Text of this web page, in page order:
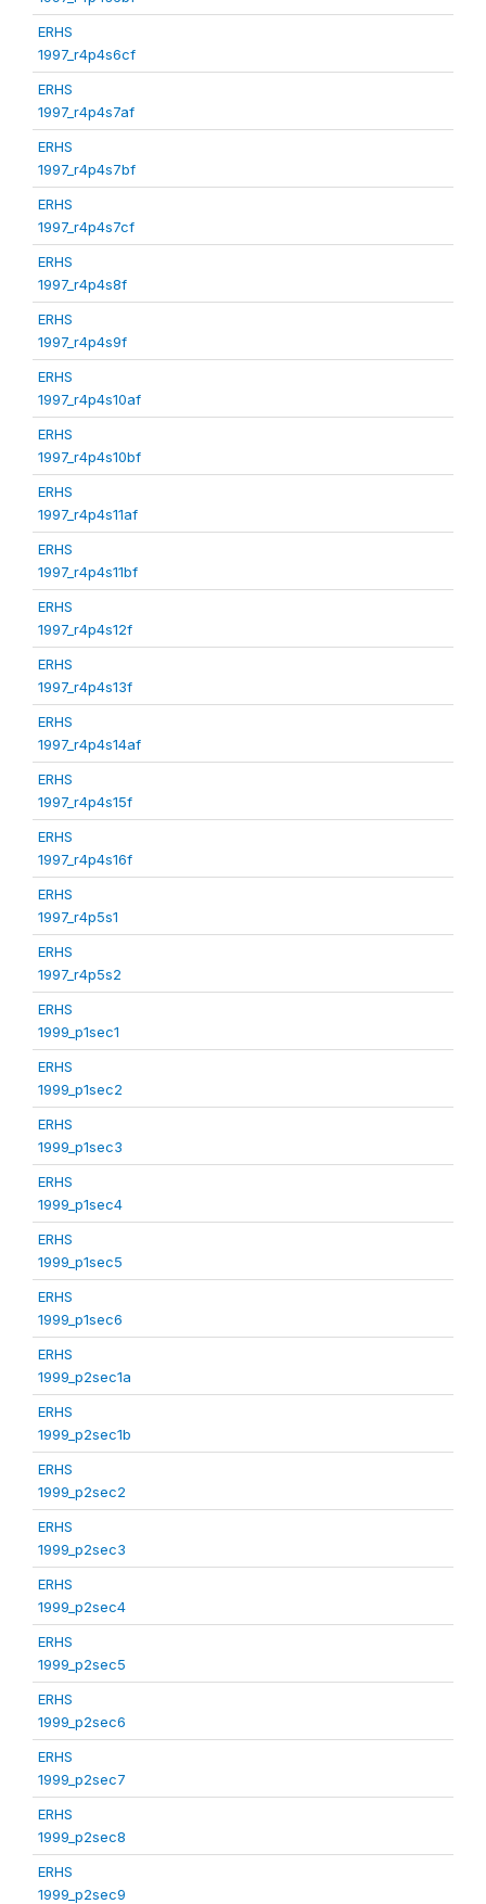
ERHS
1997_r4p4s6cf
ERHS
1997_r4p4s7af
ERHS
1997_r4p4s7bf
ERHS
1997_r4p4s7cf
ERHS
1997_r4p4s8f
ERHS
1997_r4p4s9f
ERHS
1997_r4p4s10af
ERHS
1997_r4p4s10bf
ERHS
1997_r4p4s11af
ERHS
1997_r4p4s11bf
ERHS
1997_r4p4s12f
ERHS
1997_r4p4s13f
ERHS
1997_r4p4s14af
ERHS
1997_r4p4s15f
ERHS
1997_r4p4s16f
ERHS
1997_r4p5s1
ERHS
1997_r4p5s2
ERHS
1999_p1sec1
ERHS
1999_p1sec2
ERHS
1999_p1sec3
ERHS
1999_p1sec4
ERHS
1999_p1sec5
ERHS
1999_p1sec6
ERHS
1999_p2sec1a
ERHS
1999_p2sec1b
ERHS
1999_p2sec2
ERHS
1999_p2sec3
ERHS
1999_p2sec4
ERHS
1999_p2sec5
ERHS
1999_p2sec6
ERHS
1999_p2sec7
ERHS
1999_p2sec8
ERHS
1999_p2sec9